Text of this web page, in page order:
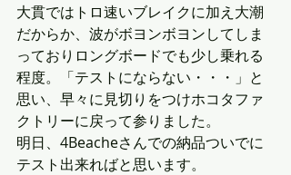
大貫ではトロ速いブレイクに加え大潮
だからか、波がボヨンボヨンしてしま
っておりロングボードでも少し乗れる
程度。「テストにならない・・・」と
思い、早々に見切りをつけホコタファ
クトリーに戻って参りました。
明日、4Beacheさんでの納品ついでに
テスト出来ればと思います。